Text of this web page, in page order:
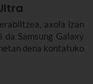
axola izan
da Samsung Galaxy
dena kontatuko